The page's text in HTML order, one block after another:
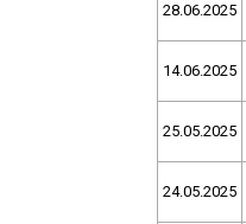
28.06.2025
14.06.2025
25.05.2025
24.05.2025